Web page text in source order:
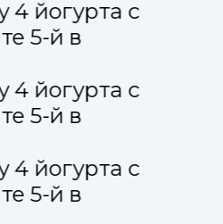
4 йогурта с
5-й в
4 йогурта с
5-й в
4 йогурта с
5-й в